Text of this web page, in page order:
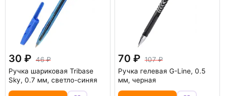
30
46
Ручка шариковая Tribase
Sky, 0.7 мм, светло-синяя
70
107
Ручка гелевая G-Line, 0.5
мм, черная